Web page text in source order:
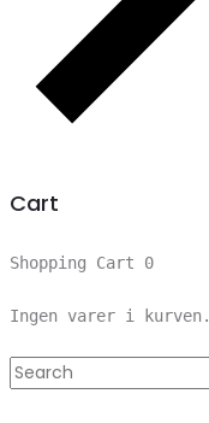
Cart
Shopping Cart 0
Ingen varer i kurven.
Search